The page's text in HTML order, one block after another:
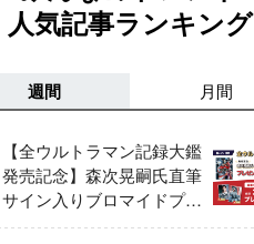
人気記事ランキング
週間 月間
【全ウルトラマン記録大鑑
発売記念】森次晃嗣氏直筆
サイン入りブロマイドプレ
ゼントキャンペーン開催！